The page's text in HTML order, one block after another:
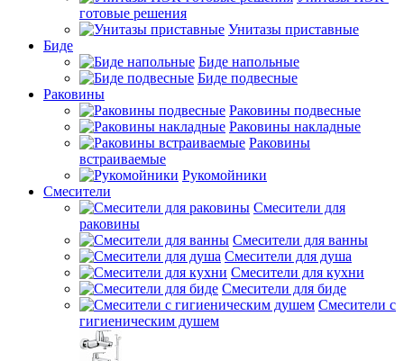
готовые решения
Унитазы приставные
Биде
Биде напольные
Биде подвесные
Раковины
Раковины подвесные
Раковины накладные
Раковины
встраиваемые
Рукомойники
Смесители
Смесители для
раковины
Смесители для ванны
Смесители для душа
Смесители для кухни
Смесители для биде
Смесители с
гигиеническим душем